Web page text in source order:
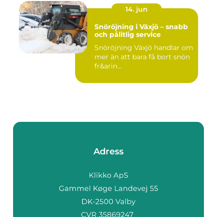
14. jun
Snöröjning i Växjö – snabb
och pålitlig service
Snöröjning Växjö handlar om
mer än att bara få bort snön
fr&arin...
Adress